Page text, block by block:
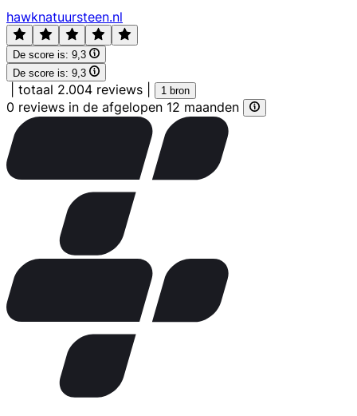
hawknatuursteen.nl
De score is: 9,3
De score is: 9,3
totaal 2.004 reviews 1 bron
0 reviews in de afgelopen 12 maanden